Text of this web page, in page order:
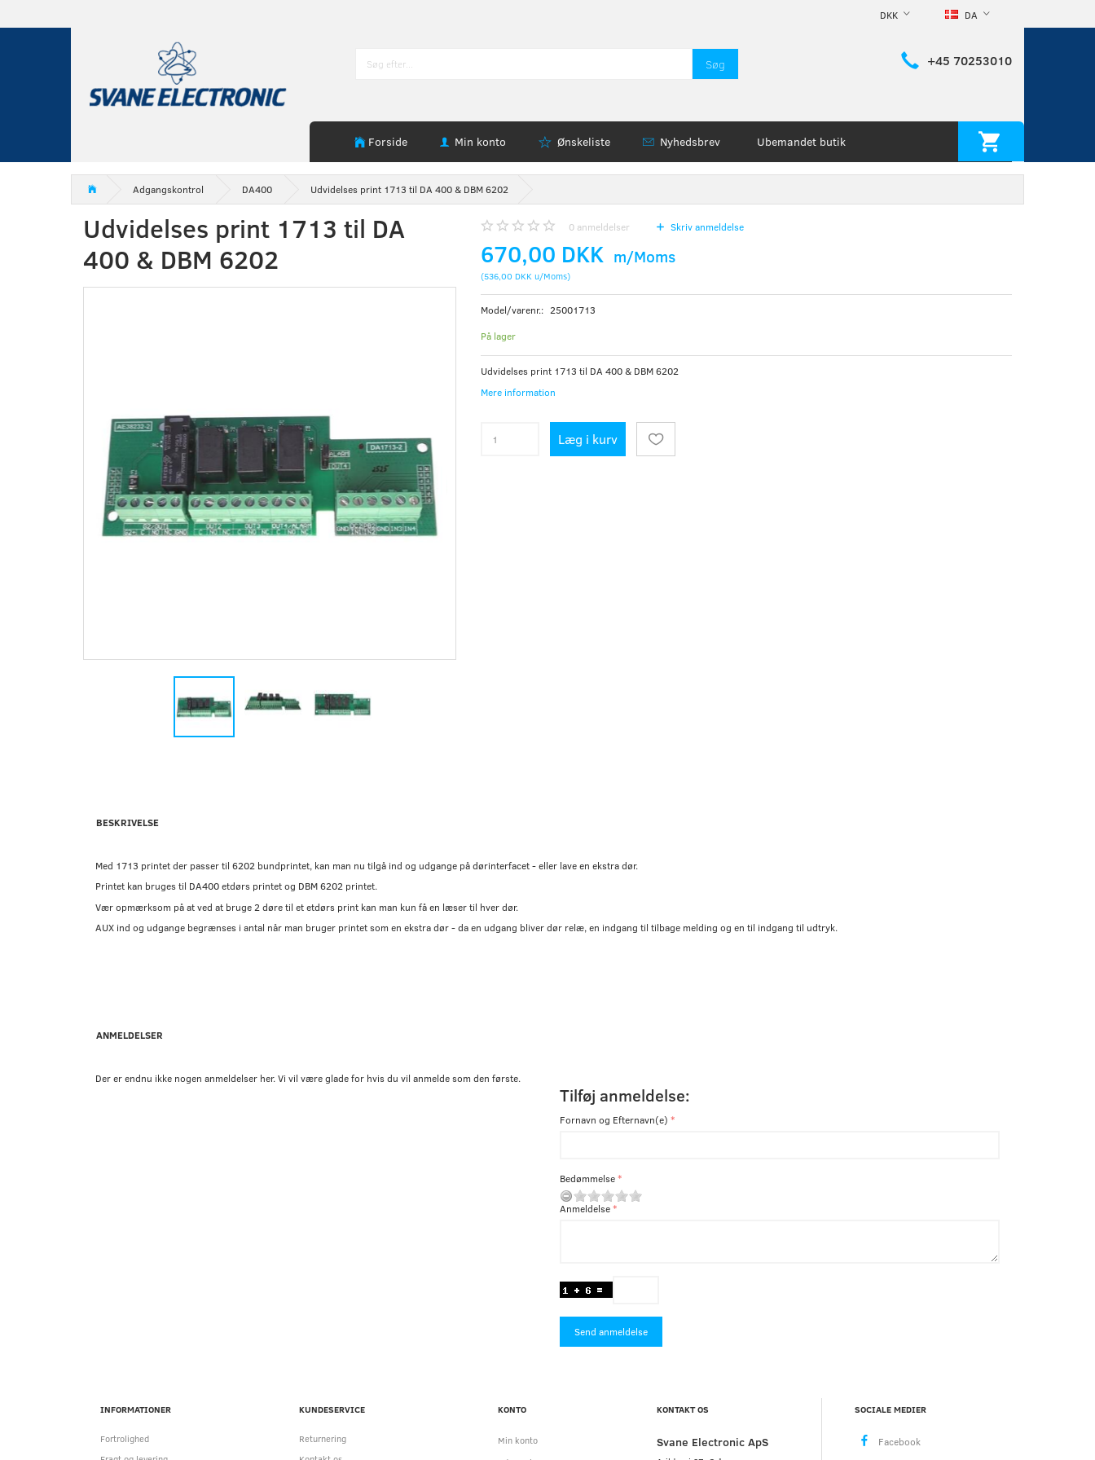
DA
DKK
Søg +45 70253010
Forside Min konto Ønskeliste Nyhedsbrev Ubemandet butik
Adgangskontrol DA400 Udvidelses print 1713 til DA 400 & DBM 6202
Udvidelses print 1713 til DA
400 & DBM 6202
0anmeldelser Skriv anmeldelse
670,00 DKK m/Moms
(536,00 DKKu/Moms)
Model/varenr.: 25001713
På lager
Udvidelses print 1713 til DA 400 & DBM 6202
Mere information
Læg i kurv
BESKRIVELSE
Med 1713 printet der passer til 6202 bundprintet, kan man nu tilgå ind og udgange på dørinterfacet - eller lave en ekstra dør.
Printet kan bruges til DA400 etdørs printet og DBM 6202 printet.
Vær opmærksom på at ved at bruge 2 døre til et etdørs print kan man kun få en læser til hver dør.
AUX ind og udgange begrænses i antal når man bruger printet som en ekstra dør - da en udgang bliver dør relæ, en indgang til tilbage melding og en til indgang til udtryk.
ANMELDELSER
Der er endnu ikke nogen anmeldelser her. Vi vil være glade for hvis du vil anmelde som den første.
Tilføj anmeldelse:
Fornavn og Efternavn(e)
Bedømmelse
Anmeldelse
Send anmeldelse
INFORMATIONER
Fortrolighed
KUNDESERVICE
Returnering
KONTO
Min konto
KONTAKT OS
Svane Electronic ApS
SOCIALE MEDIER